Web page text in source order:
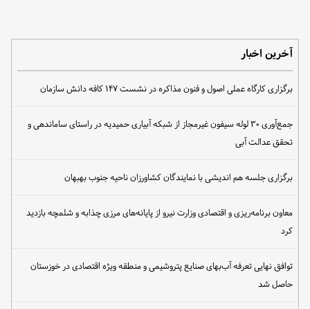
آخرین اخبار
برگزاری کارگاه عملی اصول و فنون مذاکره در نشست ۱۴۷ کافه دانش سازمان
جمع‌آوری ۳۰ لوله سیفون غیرمجاز از شبکه آبیاری حمیدیه در راستای ساماندهی و
تحقق عدالت آبی
برگزاری جلسه هم اندیشی با نمایندگان کشاورزان ناحیه جنوب بهبهان
معاون برنامه‌ریزی و اقتصادی وزارت نیرو از پایانه‌های مرزی چذابه و شلمچه بازدید
کرد
توافق نهایی تعرفه آب‌بهای صنایع پتروشیمی و منطقه ویژه اقتصادی در خوزستان
حاصل شد